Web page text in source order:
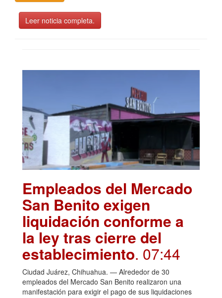
Leer noticia completa.
Empleados del Mercado
San Benito exigen
liquidación conforme a
la ley tras cierre del
establecimiento. 07:44
Ciudad Juárez, Chihuahua. — Alrededor de 30
empleados del Mercado San Benito realizaron una
manifestación para exigir el pago de sus liquidaciones